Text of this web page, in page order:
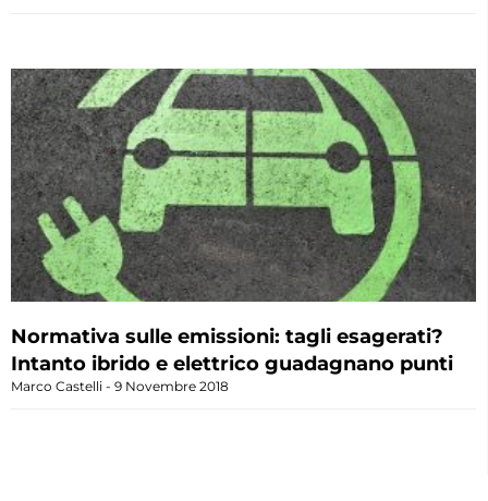
Normativa sulle emissioni: tagli esagerati?
Intanto ibrido e elettrico guadagnano punti
Marco Castelli 9 Novembre 2018